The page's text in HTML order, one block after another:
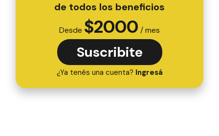
de todos los beneficios
Desde $2000 / mes
Suscribite
¿Ya tenés una cuenta? Ingresá